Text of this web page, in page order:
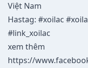
Việt Nam
Hastag: #xoilac
#link_xoilac
xem thêm
https://